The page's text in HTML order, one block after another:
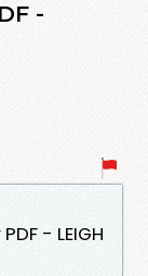
-
- LEIGH